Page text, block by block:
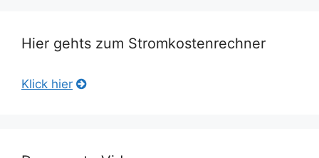
Hier gehts zum Stromkostenrechner
Klick hier